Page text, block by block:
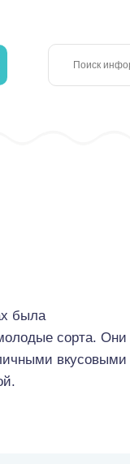
была
сорта. Они
вкусовыми